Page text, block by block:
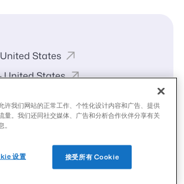
States
United States
Canada
许我们网站的正常工作、个性化设计内容和广告、提供
量。我们还同社交媒体、广告和分析合作伙伴分享有关
设置 接受所有 Cookie